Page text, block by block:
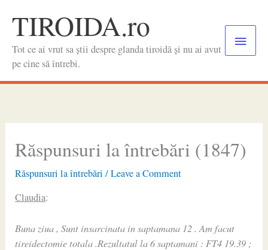
contentTIROIDA.ro
Tot ce ai vrut sa știi despre glanda tiroidă și nu ai avut
pe cine să întrebi.
Main
Răspunsuri la întrebări (1847)
Răspunsuri la întrebări /Leave a Comment
Claudia:
Buna ziua , Sunt insarcinata in saptamana 12 . Am facut
tireidectomie totala .Rezultatul la 6 saptamani : FT4 19.39 ;